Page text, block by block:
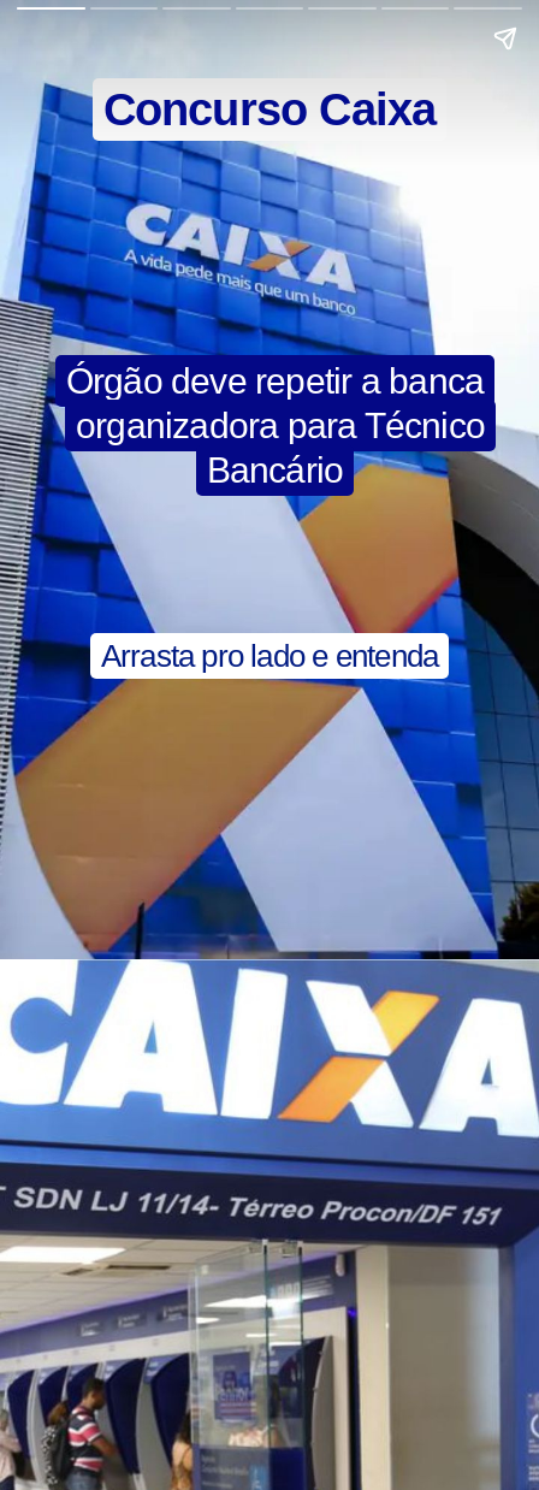
Concurso Caixa
Órgão deve repetir a banca
organizadora para Técnico
Bancário
Arrasta pro lado e entenda